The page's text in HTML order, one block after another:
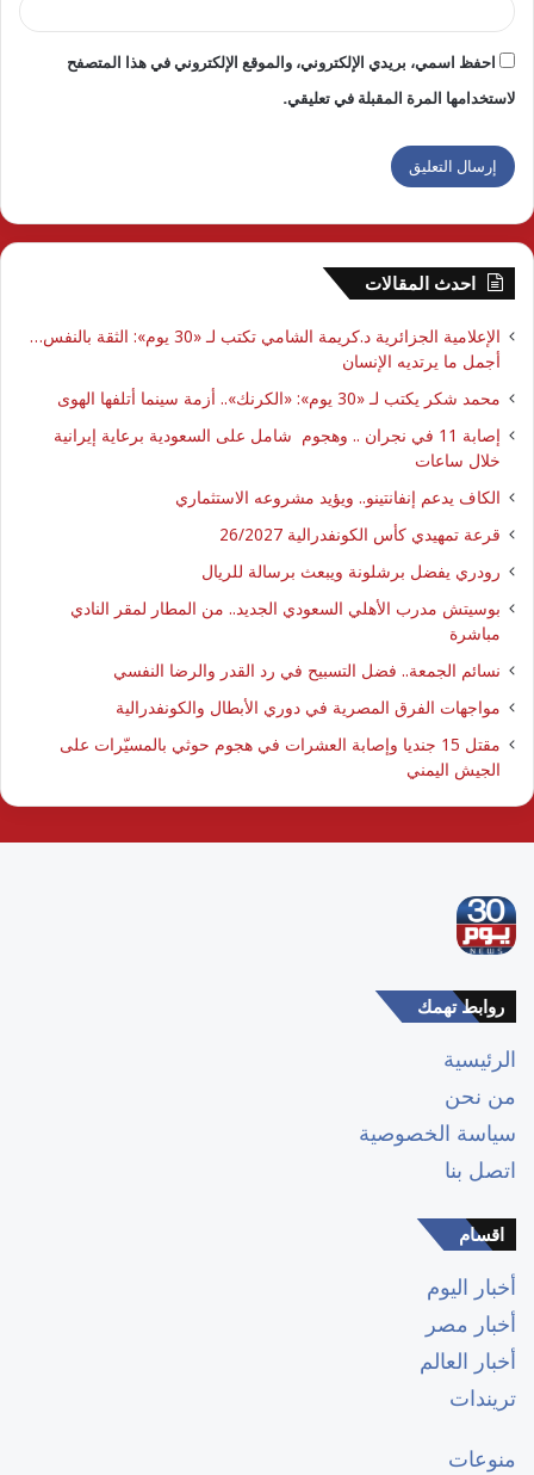
احفظ اسمي، بريدي الإلكتروني، والموقع الإلكتروني في هذا المتصفح
لاستخدامها المرة المقبلة في تعليقي.
احدث المقالات
الإعلامية الجزائرية د.كريمة الشامي تكتب لـ «30 يوم»: الثقة بالنفس…
أجمل ما يرتديه الإنسان
محمد شكر يكتب لـ «30 يوم»: «الكرنك».. أزمة سينما أتلفها الهوى
إصابة 11 في نجران .. وهجوم شامل على السعودية برعاية إيرانية
خلال ساعات
الكاف يدعم إنفانتينو.. ويؤيد مشروعه الاستثماري
قرعة تمهيدي كأس الكونفدرالية 26/2027
رودري يفضل برشلونة ويبعث برسالة للريال
بوسيتش مدرب الأهلي السعودي الجديد.. من المطار لمقر النادي
مباشرة
نسائم الجمعة.. فضل التسبيح في رد القدر والرضا النفسي
مواجهات الفرق المصرية في دوري الأبطال والكونفدرالية
مقتل 15 جنديا وإصابة العشرات في هجوم حوثي بالمسيّرات على
الجيش اليمني
روابط تهمك
الرئيسية
من نحن
سياسة الخصوصية
اتصل بنا
اقسام
أخبار اليوم
أخبار مصر
أخبار العالم
تريندات
منوعات